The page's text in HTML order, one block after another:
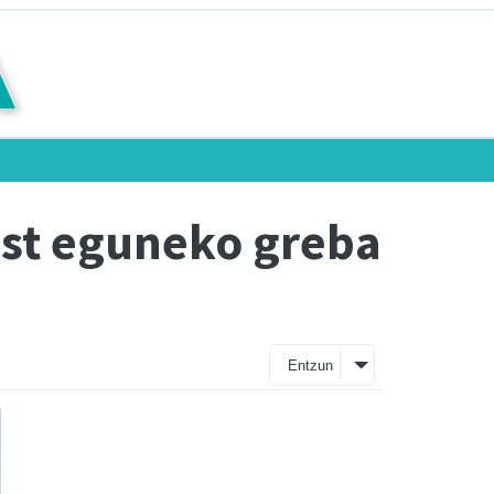
eguneko greba
Entzun